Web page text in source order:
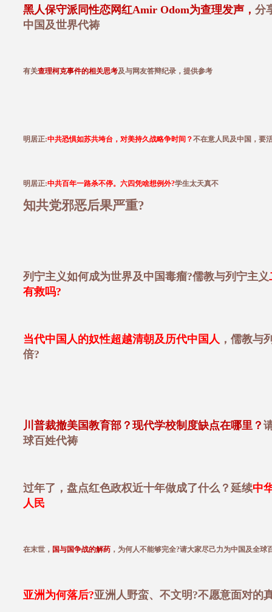
黑人保守派同性恋网红Amir Odom为查理发声， 分
中国及世界代祷
有关查理柯克事件的相关思考及与网友答辩纪录，提供参考
明居正:中共恐惧如苏共垮台，对美持久战略争时间？不在意人民及中国，要
明居正:中共百年一路杀不停。六四凭啥想例外?学生太天真不
知共党邪恶后果严重?
列宁主义如何成为世界及中国毒瘤?儒教与列宁主义
有救吗?
当代中国人的奴性超越清朝及历代中国人 ，儒教与
倍?
川普裁撤美国教育部？现代学校制度缺点在哪里？
球百姓代祷
过年了，盘点红色政权近十年做成了什么？延续中
人民
在末世， 国与国争战的解药 ，为何人不能够完全?请大家尽己力为中国及全球
亚洲为何落后?亚洲人野蛮、不文明?不愿意面对的